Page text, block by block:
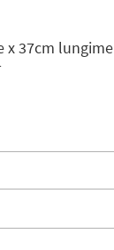
x 37cm lungime